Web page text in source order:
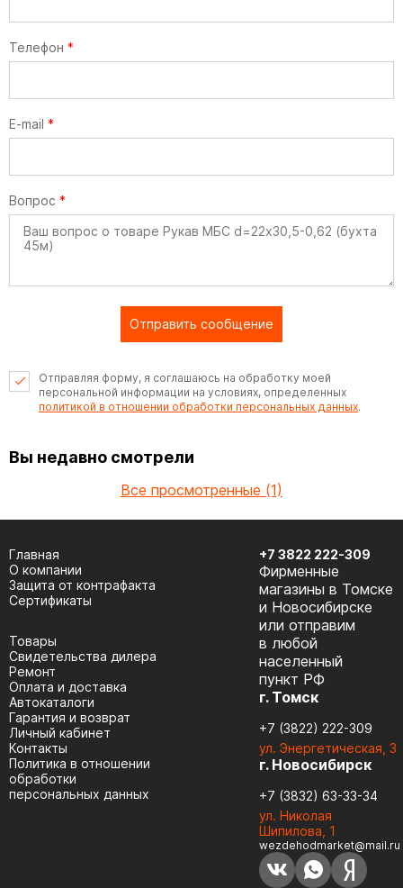
Телефон *
E-mail *
Вопрос *
Отправить сообщение
Отправляя форму, я соглашаюсь на обработку моей
персональной информации на условиях, определенных
политикой в отношении обработки персональных данных.
Вы недавно смотрели
Все просмотренные (1)
Главная
О компании
Защита от контрафакта
Сертификаты
Товары
Cвидетельства дилера
Ремонт
Оплата и доставка
Автокаталоги
Гарантия и возврат
Личный кабинет
Контакты
Политика в отношении
обработки
персональных данных
+7 3822 222-309
Фирменные
магазины в Томске
и Новосибирске
или отправим
в любой
населенный
пункт РФ
г. Томск
+7 (3822) 222-309
ул. Энергетическая, 3
г. Новосибирск
+7 (3832) 63-33-34
ул. Николая
Шипилова, 1
wezdehodmarket@mail.ru